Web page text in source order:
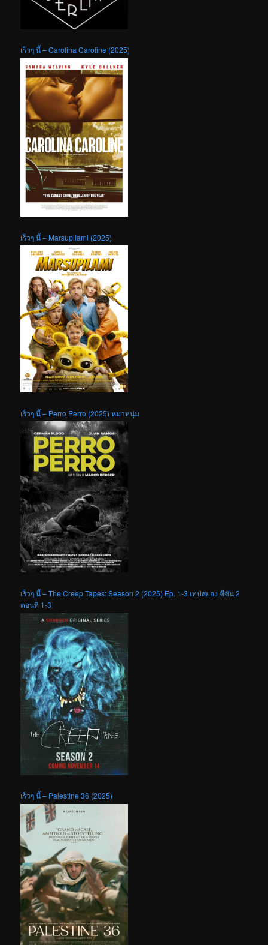
เร็วๆ นี้ – Carolina Caroline (2025)
เร็วๆ นี้ – Marsupilami (2025)
เร็วๆ นี้ – Perro Perro (2025) หมาหนุ่ม
เร็วๆ นี้ – The Creep Tapes: Season 2 (2025) Ep. 1-3 เทปสยอง ซีซัน 2
ตอนที่ 1-3
เร็วๆ นี้ – Palestine 36 (2025)